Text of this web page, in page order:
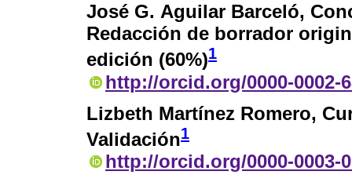
José G. Aguilar Barceló,
Redacción de borrador
edición (60%)1
http://orcid.org/0000-0002-
Lizbeth Martínez Romero,
Validación1
http://orcid.org/0000-0003-